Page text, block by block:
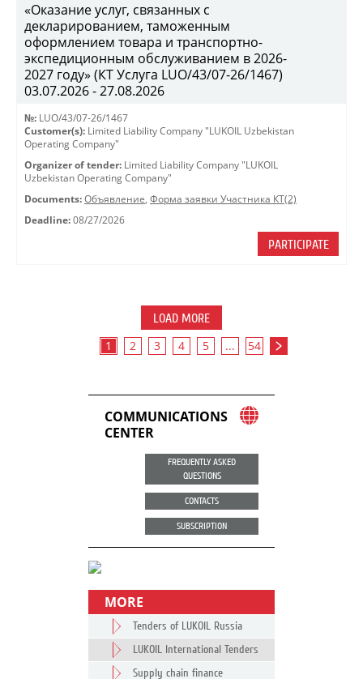
«Оказание услуг, связанных с
декларированием, таможенным
оформлением товара и транспортно-
экспедиционным обслуживанием в 2026-
2027 году» (КТ Услуга LUO/43/07-26/1467)
03.07.2026 - 27.08.2026
№: LUO/43/07-26/1467
Customer(s): Limited Liability Company "LUKOIL Uzbekistan
Operating Company"
Organizer of tender: Limited Liability Company "LUKOIL
Uzbekistan Operating Company"
Documents: Объявление, Форма заявки Участника КТ(2)
Deadline: 08/27/2026
PARTICIPATE
LOAD MORE
1 2 3 4 5 ... 54
COMMUNICATIONS
CENTER
FREQUENTLY ASKED
QUESTIONS
CONTACTS
SUBSCRIPTION
MORE
Tenders of LUKOIL Russia
LUKOIL International Tenders
Supply chain finance